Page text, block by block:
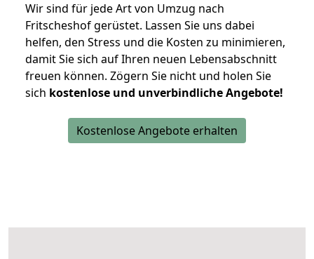
Wir sind für jede Art von Umzug nach
Fritscheshof gerüstet. Lassen Sie uns dabei
helfen, den Stress und die Kosten zu minimieren,
damit Sie sich auf Ihren neuen Lebensabschnitt
freuen können. Zögern Sie nicht und holen Sie
sich kostenlose und unverbindliche Angebote!
Kostenlose Angebote erhalten